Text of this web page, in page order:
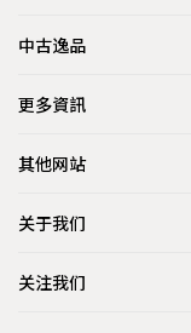
中古逸品
更多資訊
其他网站
关于我们
关注我们